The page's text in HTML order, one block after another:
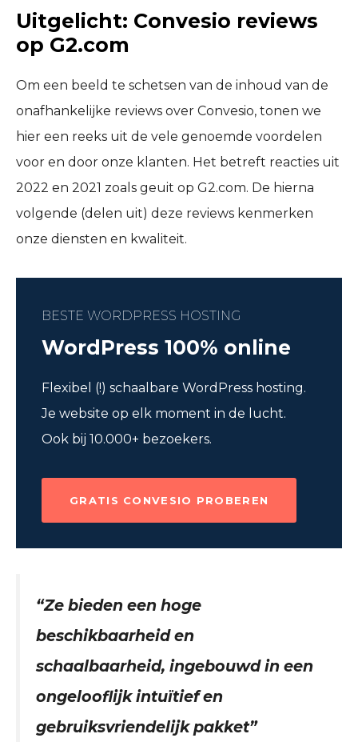
Uitgelicht: Convesio reviews
op G2.com
Om een beeld te schetsen van de inhoud van de
onafhankelijke reviews over Convesio, tonen we
hier een reeks uit de vele genoemde voordelen
voor en door onze klanten. Het betreft reacties uit
2022 en 2021 zoals geuit op G2.com. De hierna
volgende (delen uit) deze reviews kenmerken
onze diensten en kwaliteit.
BESTE WORDPRESS HOSTING
WordPress 100% online
Flexibel (!) schaalbare WordPress hosting.
Je website op elk moment in de lucht.
Ook bij 10.000+ bezoekers.
GRATIS CONVESIO PROBEREN
“Ze bieden een hoge
beschikbaarheid en
schaalbaarheid, ingebouwd in een
ongelooflijk intuïtief en
gebruiksvriendelijk pakket”